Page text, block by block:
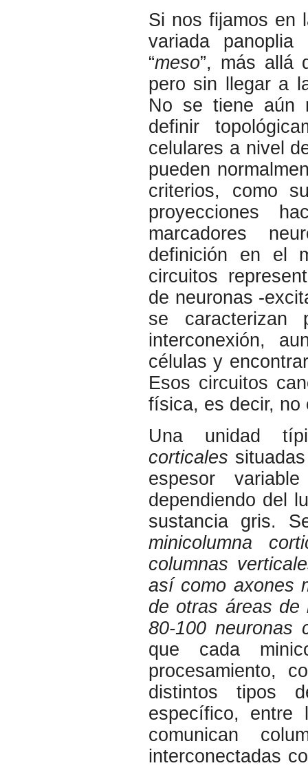
Si nos fijamos en
variada
“meso”, más allá
pero sin llegar a
No se tiene aún
definir
celulares a nivel
pueden
criterios, como
proyecciones
marcadores
definición en el
circuitos
de neuronas -
se caracterizan
interconexión,
células y
Esos circuitos
física, es decir, no
Una unidad
corticales
espesor
dependiendo del
sustancia gris.
minicolumna
columnas
así como axones
de otras áreas
80-100 neuronas
que cada
procesamiento,
distintos tipos
específico, entre
comunican
interconectadas